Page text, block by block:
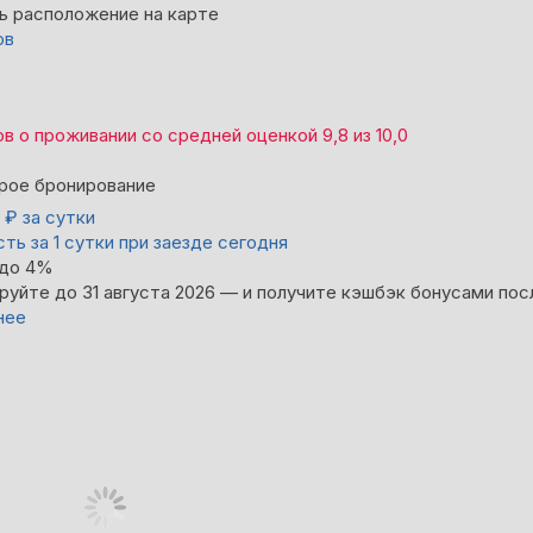
расположение на карте
о проживании со средней оценкой 9,8 из 10,0
бронирование
₽ за сутки
за 1 сутки при заезде сегодня
4%
до 31 августа 2026 — и получите кэшбэк бонусами